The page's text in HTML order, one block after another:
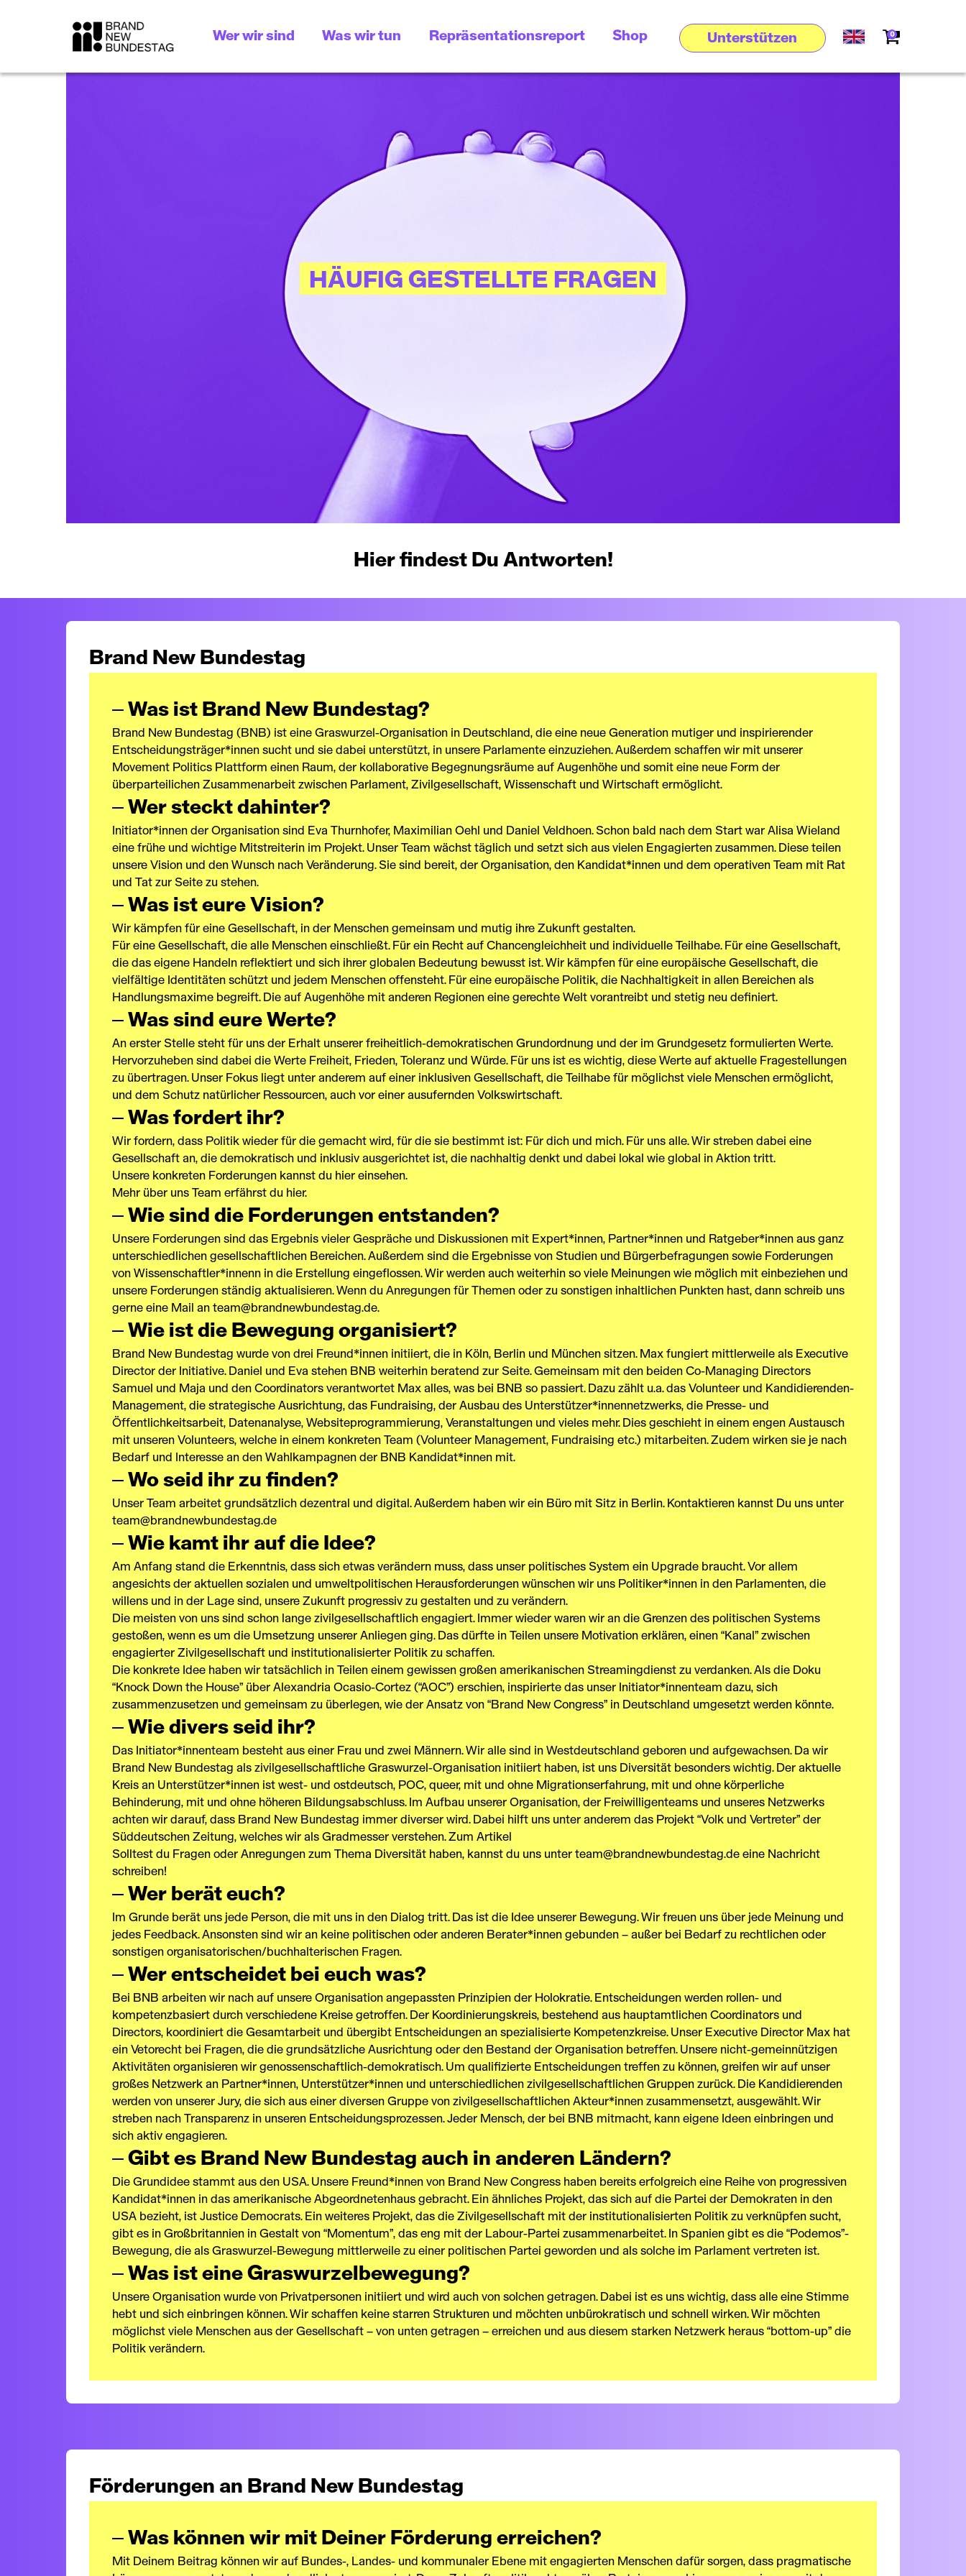
Wer wir sind Was wir tun Repräsentationsreport Shop Unterstützen 0
HÄUFIG GESTELLTE FRAGEN
Hier findest Du Antworten!
Brand New Bundestag
Was ist Brand New Bundestag?
Brand New Bundestag (BNB) ist eine Graswurzel-Organisation in Deutschland, die eine neue Generation mutiger und inspirierender
Entscheidungsträger*innen sucht und sie dabei unterstützt, in unsere Parlamente einzuziehen. Außerdem schaffen wir mit unserer
Movement Politics Plattform einen Raum, der kollaborative Begegnungsräume auf Augenhöhe und somit eine neue Form der
überparteilichen Zusammenarbeit zwischen Parlament, Zivilgesellschaft, Wissenschaft und Wirtschaft ermöglicht.
Wer steckt dahinter?
Initiator*innen der Organisation sind Eva Thurnhofer, Maximilian Oehl und Daniel Veldhoen. Schon bald nach dem Start war Alisa Wieland
eine frühe und wichtige Mitstreiterin im Projekt. Unser Team wächst täglich und setzt sich aus vielen Engagierten zusammen. Diese teilen
unsere Vision und den Wunsch nach Veränderung. Sie sind bereit, der Organisation, den Kandidat*innen und dem operativen Team mit Rat
und Tat zur Seite zu stehen.
Was ist eure Vision?
Wir kämpfen für eine Gesellschaft, in der Menschen gemeinsam und mutig ihre Zukunft gestalten.
Für eine Gesellschaft, die alle Menschen einschließt. Für ein Recht auf Chancengleichheit und individuelle Teilhabe. Für eine Gesellschaft,
die das eigene Handeln reflektiert und sich ihrer globalen Bedeutung bewusst ist. Wir kämpfen für eine europäische Gesellschaft, die
vielfältige Identitäten schützt und jedem Menschen offensteht. Für eine europäische Politik, die Nachhaltigkeit in allen Bereichen als
Handlungsmaxime begreift. Die auf Augenhöhe mit anderen Regionen eine gerechte Welt vorantreibt und stetig neu definiert.
Was sind eure Werte?
An erster Stelle steht für uns der Erhalt unserer freiheitlich-demokratischen Grundordnung und der im Grundgesetz formulierten Werte.
Hervorzuheben sind dabei die Werte Freiheit, Frieden, Toleranz und Würde. Für uns ist es wichtig, diese Werte auf aktuelle Fragestellungen
zu übertragen. Unser Fokus liegt unter anderem auf einer inklusiven Gesellschaft, die Teilhabe für möglichst viele Menschen ermöglicht,
und dem Schutz natürlicher Ressourcen, auch vor einer ausufernden Volkswirtschaft.
Was fordert ihr?
Wir fordern, dass Politik wieder für die gemacht wird, für die sie bestimmt ist: Für dich und mich. Für uns alle. Wir streben dabei eine
Gesellschaft an, die demokratisch und inklusiv ausgerichtet ist, die nachhaltig denkt und dabei lokal wie global in Aktion tritt.
Unsere konkreten Forderungen kannst du hier einsehen.
Mehr über uns Team erfährst du hier.
Wie sind die Forderungen entstanden?
Unsere Forderungen sind das Ergebnis vieler Gespräche und Diskussionen mit Expert*innen, Partner*innen und Ratgeber*innen aus ganz
unterschiedlichen gesellschaftlichen Bereichen. Außerdem sind die Ergebnisse von Studien und Bürgerbefragungen sowie Forderungen
von Wissenschaftler*innenn in die Erstellung eingeflossen. Wir werden auch weiterhin so viele Meinungen wie möglich mit einbeziehen und
unsere Forderungen ständig aktualisieren. Wenn du Anregungen für Themen oder zu sonstigen inhaltlichen Punkten hast, dann schreib uns
gerne eine Mail an team@brandnewbundestag.de.
Wie ist die Bewegung organisiert?
Brand New Bundestag wurde von drei Freund*innen initiiert, die in Köln, Berlin und München sitzen. Max fungiert mittlerweile als Executive
Director der Initiative. Daniel und Eva stehen BNB weiterhin beratend zur Seite. Gemeinsam mit den beiden Co-Managing Directors
Samuel und Maja und den Coordinators verantwortet Max alles, was bei BNB so passiert. Dazu zählt u.a. das Volunteer und Kandidierenden-
Management, die strategische Ausrichtung, das Fundraising, der Ausbau des Unterstützer*innennetzwerks, die Presse- und
Öffentlichkeitsarbeit, Datenanalyse, Websiteprogrammierung, Veranstaltungen und vieles mehr. Dies geschieht in einem engen Austausch
mit unseren Volunteers, welche in einem konkreten Team (Volunteer Management, Fundraising etc.) mitarbeiten. Zudem wirken sie je nach
Bedarf und Interesse an den Wahlkampagnen der BNB Kandidat*innen mit.
Wo seid ihr zu finden?
Unser Team arbeitet grundsätzlich dezentral und digital. Außerdem haben wir ein Büro mit Sitz in Berlin. Kontaktieren kannst Du uns unter
team@brandnewbundestag.de
Wie kamt ihr auf die Idee?
Am Anfang stand die Erkenntnis, dass sich etwas verändern muss, dass unser politisches System ein Upgrade braucht. Vor allem
angesichts der aktuellen sozialen und umweltpolitischen Herausforderungen wünschen wir uns Politiker*innen in den Parlamenten, die
willens und in der Lage sind, unsere Zukunft progressiv zu gestalten und zu verändern.
Die meisten von uns sind schon lange zivilgesellschaftlich engagiert. Immer wieder waren wir an die Grenzen des politischen Systems
gestoßen, wenn es um die Umsetzung unserer Anliegen ging. Das dürfte in Teilen unsere Motivation erklären, einen “Kanal” zwischen
engagierter Zivilgesellschaft und institutionalisierter Politik zu schaffen.
Die konkrete Idee haben wir tatsächlich in Teilen einem gewissen großen amerikanischen Streamingdienst zu verdanken. Als die Doku
“Knock Down the House” über Alexandria Ocasio-Cortez (“AOC”) erschien, inspirierte das unser Initiator*innenteam dazu, sich
zusammenzusetzen und gemeinsam zu überlegen, wie der Ansatz von “Brand New Congress” in Deutschland umgesetzt werden könnte.
Wie divers seid ihr?
Das Initiator*innenteam besteht aus einer Frau und zwei Männern. Wir alle sind in Westdeutschland geboren und aufgewachsen. Da wir
Brand New Bundestag als zivilgesellschaftliche Graswurzel-Organisation initiiert haben, ist uns Diversität besonders wichtig. Der aktuelle
Kreis an Unterstützer*innen ist west- und ostdeutsch, POC, queer, mit und ohne Migrationserfahrung, mit und ohne körperliche
Behinderung, mit und ohne höheren Bildungsabschluss. Im Aufbau unserer Organisation, der Freiwilligenteams und unseres Netzwerks
achten wir darauf, dass Brand New Bundestag immer diverser wird. Dabei hilft uns unter anderem das Projekt “Volk und Vertreter” der
Süddeutschen Zeitung, welches wir als Gradmesser verstehen. Zum Artikel
Solltest du Fragen oder Anregungen zum Thema Diversität haben, kannst du uns unter team@brandnewbundestag.de eine Nachricht
schreiben!
Wer berät euch?
Im Grunde berät uns jede Person, die mit uns in den Dialog tritt. Das ist die Idee unserer Bewegung. Wir freuen uns über jede Meinung und
jedes Feedback. Ansonsten sind wir an keine politischen oder anderen Berater*innen gebunden – außer bei Bedarf zu rechtlichen oder
sonstigen organisatorischen/buchhalterischen Fragen.
Wer entscheidet bei euch was?
Bei BNB arbeiten wir nach auf unsere Organisation angepassten Prinzipien der Holokratie. Entscheidungen werden rollen- und
kompetenzbasiert durch verschiedene Kreise getroffen. Der Koordinierungskreis, bestehend aus hauptamtlichen Coordinators und
Directors, koordiniert die Gesamtarbeit und übergibt Entscheidungen an spezialisierte Kompetenzkreise. Unser Executive Director Max hat
ein Vetorecht bei Fragen, die die grundsätzliche Ausrichtung oder den Bestand der Organisation betreffen. Unsere nicht-gemeinnützigen
Aktivitäten organisieren wir genossenschaftlich-demokratisch. Um qualifizierte Entscheidungen treffen zu können, greifen wir auf unser
großes Netzwerk an Partner*innen, Unterstützer*innen und unterschiedlichen zivilgesellschaftlichen Gruppen zurück. Die Kandidierenden
werden von unserer Jury, die sich aus einer diversen Gruppe von zivilgesellschaftlichen Akteur*innen zusammensetzt, ausgewählt. Wir
streben nach Transparenz in unseren Entscheidungsprozessen. Jeder Mensch, der bei BNB mitmacht, kann eigene Ideen einbringen und
sich aktiv engagieren.
Gibt es Brand New Bundestag auch in anderen Ländern?
Die Grundidee stammt aus den USA. Unsere Freund*innen von Brand New Congress haben bereits erfolgreich eine Reihe von progressiven
Kandidat*innen in das amerikanische Abgeordnetenhaus gebracht. Ein ähnliches Projekt, das sich auf die Partei der Demokraten in den
USA bezieht, ist Justice Democrats. Ein weiteres Projekt, das die Zivilgesellschaft mit der institutionalisierten Politik zu verknüpfen sucht,
gibt es in Großbritannien in Gestalt von “Momentum”, das eng mit der Labour-Partei zusammenarbeitet. In Spanien gibt es die “Podemos”-
Bewegung, die als Graswurzel-Bewegung mittlerweile zu einer politischen Partei geworden und als solche im Parlament vertreten ist.
Was ist eine Graswurzelbewegung?
Unsere Organisation wurde von Privatpersonen initiiert und wird auch von solchen getragen. Dabei ist es uns wichtig, dass alle eine Stimme
hebt und sich einbringen können. Wir schaffen keine starren Strukturen und möchten unbürokratisch und schnell wirken. Wir möchten
möglichst viele Menschen aus der Gesellschaft – von unten getragen – erreichen und aus diesem starken Netzwerk heraus “bottom-up” die
Politik verändern.
Förderungen an Brand New Bundestag
Was können wir mit Deiner Förderung erreichen?
Mit Deinem Beitrag können wir auf Bundes-, Landes- und kommunaler Ebene mit engagierten Menschen dafür sorgen, dass pragmatische